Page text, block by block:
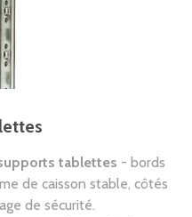
tablettes - bords
de caisson stable, côtés
de sécurité.